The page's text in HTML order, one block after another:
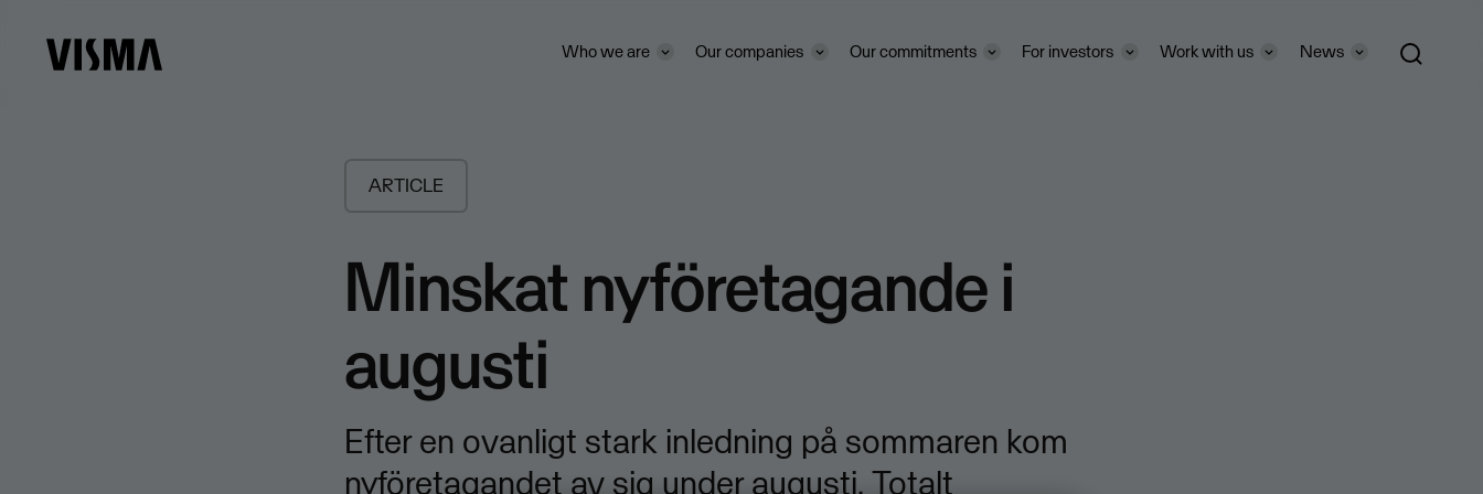
Who we are Our companies Our commitments For investors Work with us News
ARTICLE
Minskat nyföretagande i
augusti
Efter en ovanligt stark inledning på sommaren kom
nyföretagandet av sig under augusti. Totalt